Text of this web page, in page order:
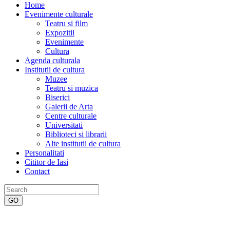
Home
Evenimente culturale
Teatru si film
Expozitii
Evenimente
Cultura
Agenda culturala
Institutii de cultura
Muzee
Teatru si muzica
Biserici
Galerii de Arta
Centre culturale
Universitati
Biblioteci si librarii
Alte institutii de cultura
Personalitati
Cititor de Iasi
Contact